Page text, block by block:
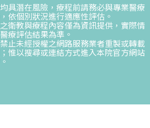
具潛在風險，療程前請務必與專業醫療
依個別狀況進行適應性評估。
衛教與療程內容僅為資訊提供，實際情
療評估結果為準。
止未經授權之網路服務業者重製或轉載
惟以搜尋或連結方式進入本院官方網站